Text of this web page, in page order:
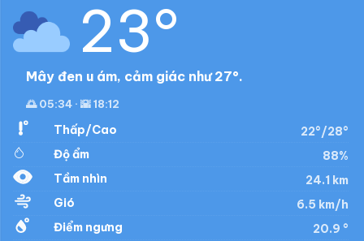
23°
Mây đen u ám, cảm giác như 27°.
🌅 05:34 · 🌇 18:12
Thấp/Cao
22°/28°
Độ ẩm
88%
Tầm nhìn
24.1 km
Gió
6.5 km/h
Điểm ngưng
20.9 °